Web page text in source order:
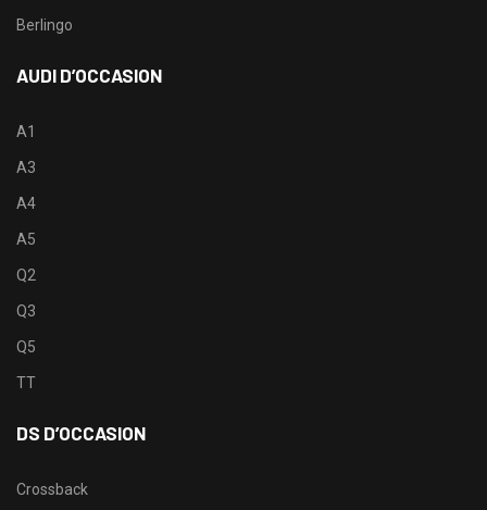
Berlingo
AUDI D’OCCASION
A1
A3
A4
A5
Q2
Q3
Q5
TT
DS D’OCCASION
Crossback